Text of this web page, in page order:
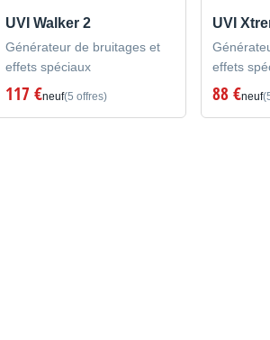
UVI Walker 2
Générateur de bruitages et
effets spéciaux
117 €neuf(5 offres)
UVI
effets
88 €neuf